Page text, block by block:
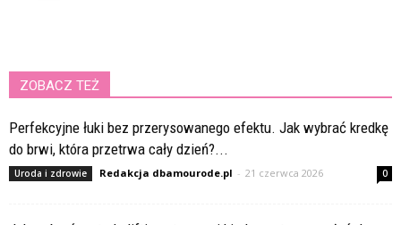
ZOBACZ TEŻ
Perfekcyjne łuki bez przerysowanego efektu. Jak wybrać kredkę
do brwi, która przetrwa cały dzień?...
Uroda i zdrowie Redakcja dbamourode.pl - 21 czerwca 2026 0